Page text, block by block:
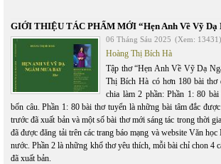
GIỚI THIỆU TÁC PHẨM MỚI “Hẹn Anh Về Vỹ Dạ
06 Tháng Sáu 2025 (Xem: 13431)
Hoàng Thị Bích Hà
Tập thơ “Hẹn Anh Về Vỹ Dạ
Thị Bích Hà có hơn 180 bài thơ
chia làm 2 phần: Phần 1: 80
bốn câu. Phần 1: 80 bài thơ tuyển là những bài tâm đắc
trước đã xuất bản và một số bài thơ mới sáng tác trong thời
đã được đăng tải trên các trang báo mạng và website Văn
nước. Phần 2 là những khổ thơ yêu thích, mỗi bài chỉ chon 4
đã xuất bản.